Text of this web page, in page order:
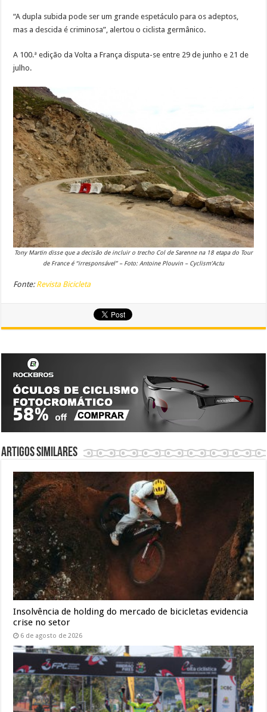
“A dupla subida pode ser um grande espetáculo para os adeptos,
mas a descida é criminosa”, alertou o ciclista germânico.
A 100.ª edição da Volta a França disputa-se entre 29 de junho e 21 de
julho.
Tony Martin disse que a decisão de incluir o trecho Col de Sarenne na 18 etapa do Tour
de France é “irresponsável” – Foto: Antoine Plouvin – Cyclism’Actu
Fonte: Revista Bicicleta
Artigos similares
Insolvência de holding do mercado de bicicletas evidencia
crise no setor
6 de agosto de 2026